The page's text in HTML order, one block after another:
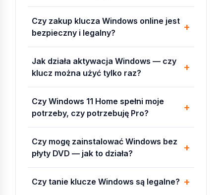
możliwa do przeniesienia na inny komputer.
— Original Equipment Manufacturer.
Licencja przypisana sprzętowo do pierwszego
komputera, nie do przeniesienia.
(Multiple Activation Key). Klucz z określoną
liczbą aktywacji.
KMS— Key Management Service. Wymaga
lokalnego serwera KMS w sieci firmy.
ESU
— Extended Security Updates. Płatne
przedłużenie aktualizacji bezpieczeństwa po
SA / Software Assurance— program
subskrypcji uprawniający do wszystkich
aktualizacji w okresie umowy.
— Windows Deployment Services.
Sieciowe wdrażanie systemu na wielu stacjach
Czy zakup klucza Windows online jest
bezpieczny i legalny?
Jak działa aktywacja Windows — czy
klucz można użyć tylko raz?
Czy Windows 11 Home spełni moje
potrzeby, czy potrzebuję Pro?
Czy mogę zainstalować Windows bez
płyty DVD — jak to działa?
Czy tanie klucze Windows są legalne?